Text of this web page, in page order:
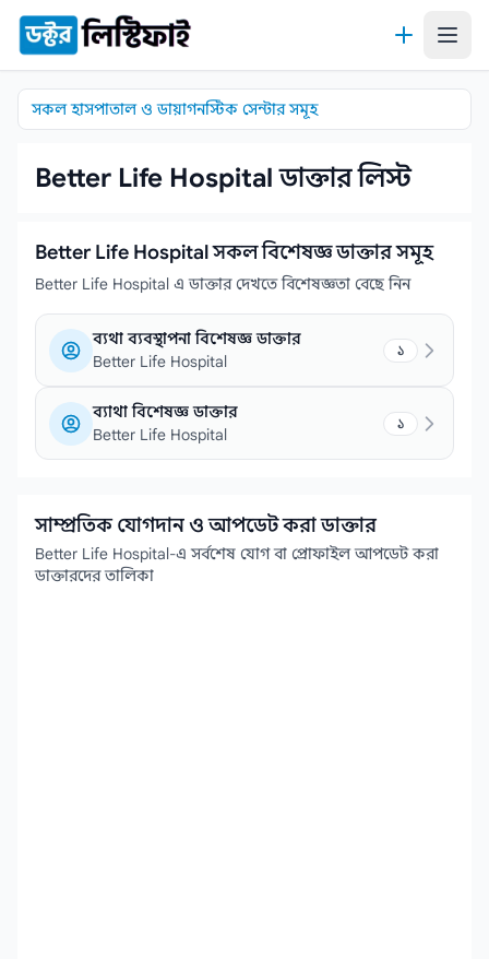
কন্টেন্টে যান
সকল হাসপাতাল ও ডায়াগনস্টিক সেন্টার সমূহ
Better Life Hospital ডাক্তার লিস্ট
Better Life Hospital সকল বিশেষজ্ঞ ডাক্তার সমূহ
Better Life Hospital এ ডাক্তার দেখতে বিশেষজ্ঞতা বেছে নিন
ব্যথা ব্যবস্থাপনা বিশেষজ্ঞ ডাক্তার
Better Life Hospital
১
ব্যাথা বিশেষজ্ঞ ডাক্তার
Better Life Hospital
১
সাম্প্রতিক যোগদান ও আপডেট করা ডাক্তার
Better Life Hospital-এ সর্বশেষ যোগ বা প্রোফাইল আপডেট করা
ডাক্তারদের তালিকা